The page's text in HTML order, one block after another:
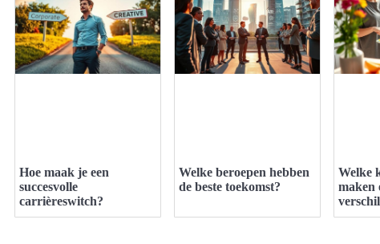
Hoe maak je een
succesvolle
carrièreswitch?
Welke beroepen hebben
de beste toekomst?
Welke
maken